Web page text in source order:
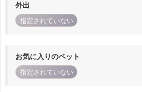
外出
指定されていない
お気に入りのペット
指定されていない